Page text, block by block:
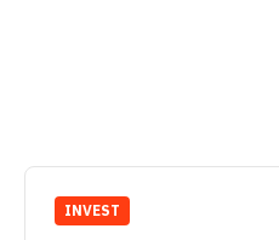
INVEST